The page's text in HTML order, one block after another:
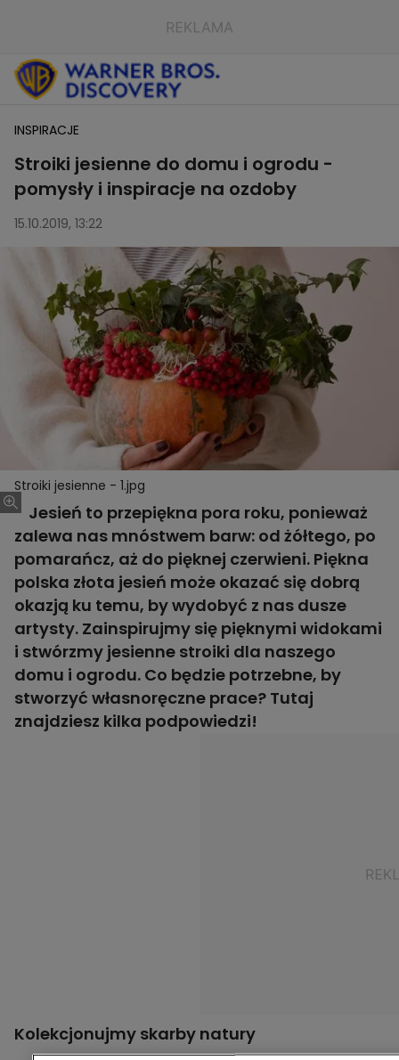
INSPIRACJE
Stroiki jesienne do domu i ogrodu -
pomysły i inspiracje na ozdoby
15.10.2019, 13:22
Stroiki jesienne - 1.jpg
Jesień to przepiękna pora roku, ponieważ
zalewa nas mnóstwem barw: od żółtego, po
pomarańcz, aż do pięknej czerwieni. Piękna
polska złota jesień może okazać się dobrą
okazją ku temu, by wydobyć z nas dusze
artysty. Zainspirujmy się pięknymi widokami
i stwórzmy jesienne stroiki dla naszego
domu i ogrodu. Co będzie potrzebne, by
stworzyć własnoręczne prace? Tutaj
znajdziesz kilka podpowiedzi!
Kolekcjonujmy skarby natury